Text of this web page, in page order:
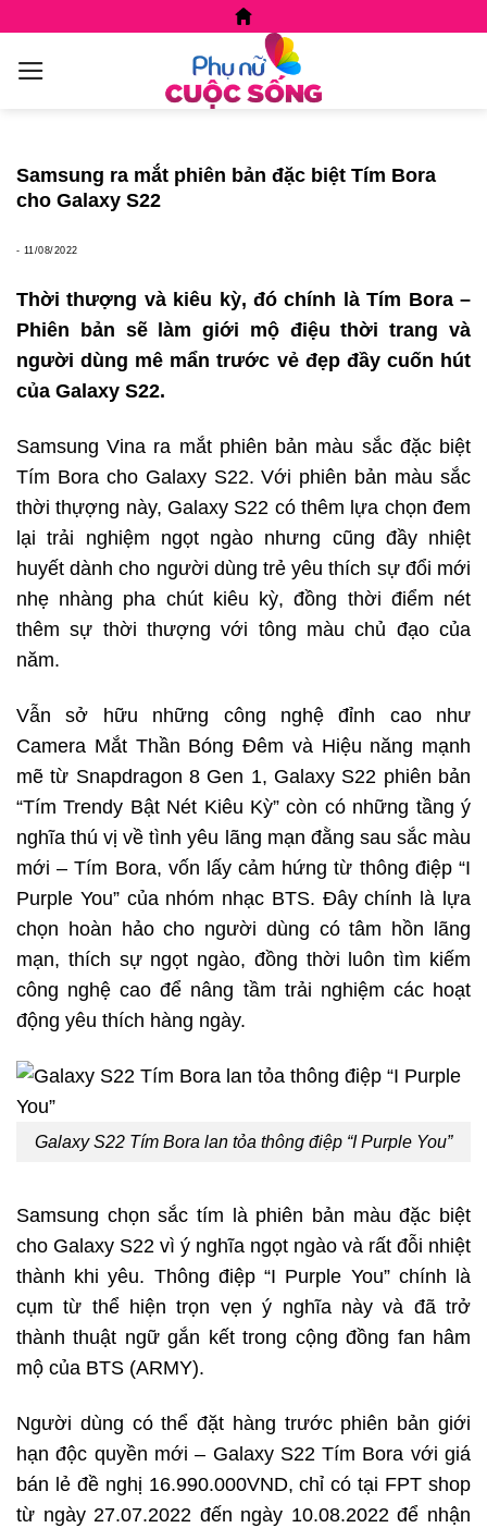
content
Samsung ra mắt phiên bản đặc biệt Tím Bora
cho Galaxy S22
- 11/08/2022
Thời thượng và kiêu kỳ, đó chính là Tím Bora –
Phiên bản sẽ làm giới mộ điệu thời trang và
người dùng mê mẩn trước vẻ đẹp đầy cuốn hút
của Galaxy S22.
Samsung Vina ra mắt phiên bản màu sắc đặc biệt
Tím Bora cho Galaxy S22. Với phiên bản màu sắc
thời thựợng này, Galaxy S22 có thêm lựa chọn đem
lại trải nghiệm ngọt ngào nhưng cũng đầy nhiệt
huyết dành cho người dùng trẻ yêu thích sự đổi mới
nhẹ nhàng pha chút kiêu kỳ, đồng thời điểm nét
thêm sự thời thượng với tông màu chủ đạo của
năm.
Vẫn sở hữu những công nghệ đỉnh cao như
Camera Mắt Thần Bóng Đêm và Hiệu năng mạnh
mẽ từ Snapdragon 8 Gen 1, Galaxy S22 phiên bản
“Tím Trendy Bật Nét Kiêu Kỳ” còn có những tầng ý
nghĩa thú vị về tình yêu lãng mạn đằng sau sắc màu
mới – Tím Bora, vốn lấy cảm hứng từ thông điệp “I
Purple You” của nhóm nhạc BTS. Đây chính là lựa
chọn hoàn hảo cho người dùng có tâm hồn lãng
mạn, thích sự ngọt ngào, đồng thời luôn tìm kiếm
công nghệ cao để nâng tầm trải nghiệm các hoạt
động yêu thích hàng ngày.
Galaxy S22 Tím Bora lan tỏa thông điệp “I Purple You”
Samsung chọn sắc tím là phiên bản màu đặc biệt
cho Galaxy S22 vì ý nghĩa ngọt ngào và rất đỗi nhiệt
thành khi yêu. Thông điệp “I Purple You” chính là
cụm từ thể hiện trọn vẹn ý nghĩa này và đã trở
thành thuật ngữ gắn kết trong cộng đồng fan hâm
mộ của BTS (ARMY).
Người dùng có thể đặt hàng trước phiên bản giới
hạn độc quyền mới – Galaxy S22 Tím Bora với giá
bán lẻ đề nghị 16.990.000VND, chỉ có tại FPT shop
từ ngày 27.07.2022 đến ngày 10.08.2022 để nhận